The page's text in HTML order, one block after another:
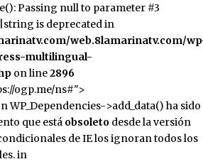
Passing null to parameter #3
is deprecated in
web.8lamarinatv.com/
multilingual-
on line2896
ogp.me/ns#">
WP_Dependencies->add_data() ha sido
que está obsoleto desde la versión
de IE los ignoran todos los
in